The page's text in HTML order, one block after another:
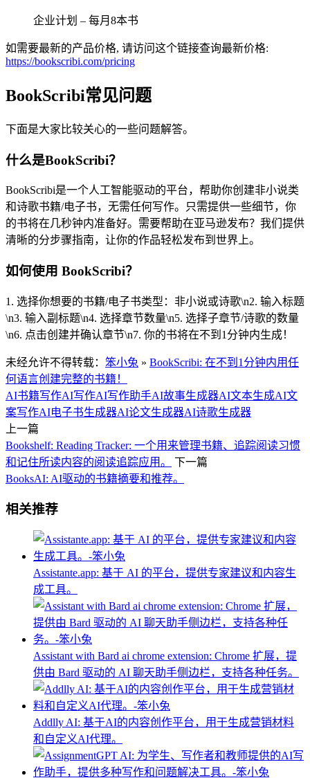
企业计划 – 每月8本书
如需要最新的产品价格, 请访问这个链接查询最新价格:
https://bookscribi.com/pricing
BookScribi常见问题
下面是大家比较关心的一些问题解答。
什么是BookScribi？
BookScribi是一个人工智能驱动的平台，帮助你创建非小说类
和诗歌书籍/电子书，无需任何写作。只需提供一些细节，你
的书将在几秒钟内准备好。需要帮助在亚马逊发布？我们提供
清晰的分步骤指南，让你的作品轻松发布到世界上。
如何使用 BookScribi？
1. 选择你想要的书籍/电子书类型：非小说或诗歌\n2. 输入标题
\n3. 输入副标题\n4. 选择章节数量\n5. 选择子章节/诗歌的数量
\n6. 点击创建并确认章节\n7. 你的书将在不到1分钟内生成！
未经允许不得转载： 笨小兔 » BookScribi: 在不到1分钟内用任
何语言创建完整的书籍！
AI书籍写作AI写作AI写作助手AI故事生成器AI文本生成AI文
案写作AI电子书生成器AI论文生成器AI诗歌生成器
上一篇
Bookshelf: Reading Tracker: 一个用来管理书籍、追踪阅读习惯
和记住所读内容的阅读追踪应用。
下一篇
BooksAI: AI驱动的书籍摘要和推荐。
相关推荐
Assistante.app: 基于 AI 的平台，提供专家建议和内容生
成工具。
Assistant with Bard ai chrome extension: Chrome 扩展，提
供由 Bard 驱动的 AI 聊天助手侧边栏，支持各种任务。
Addlly AI: 基于AI的内容创作平台，用于生成营销材料
和自定义AI代理。